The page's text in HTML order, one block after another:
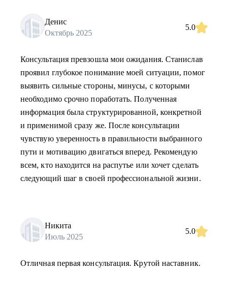
Денис
Октябрь 2025
5.0
Консультация превзошла мои ожидания. Станислав
проявил глубокое понимание моей ситуации, помог
выявить сильные стороны, минусы, c которыми
необходимо срочно поработать. Полученная
информация была структурированной, конкретной
и применимой сразу же. После консультации
чувствую уверенность в правильности выбранного
пути и мотивацию двигаться вперед. Рекомендую
всем, кто находится на распутье или хочет сделать
следующий шаг в своей профессиональной жизни.
Никита
Июль 2025
5.0
Отличная первая консультация. Крутой наставник.